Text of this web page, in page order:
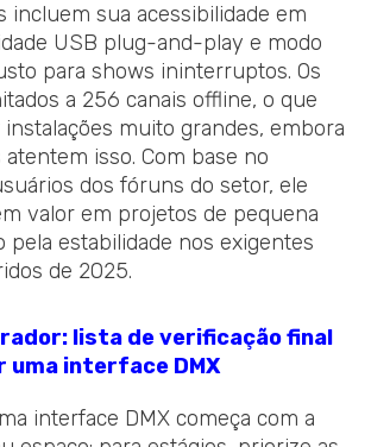
incluem sua acessibilidade em
USB plug-and-play e modo
para shows ininterruptos. Os
a 256 canais offline, o que
muito grandes, embora
atentem isso. Com base no
dos fóruns do setor, ele
valor em projetos de pequena
pela estabilidade nos exigentes
de 2025.
lista de verificação final
uma interface DMX
interface DMX começa com a